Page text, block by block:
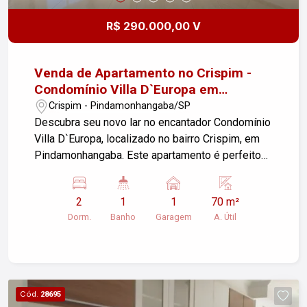
R$ 290.000,00 V
Venda de Apartamento no Crispim -
Condomínio Villa D`Europa em
Pindamonhangaba/SP
Crispim - Pindamonhangaba/SP
Descubra seu novo lar no encantador Condomínio
Villa D`Europa, localizado no bairro Crispim, em
Pindamonhangaba. Este apartamento é perfeito
só lugar. Características do Imóvel: - Área Útil:
70,00m² - Dormitórios: 2 aconchegantes
dormitórios - Banheiro: 1 banheiro moderno - Sala
Varanda: Perfeita para relaxar e aproveitar o sol
da tarde - Garagem: 1 vaga coberta Conforto e
2
Dorm.
1
Banho
1
Garagem
70 m²
A. Útil
Cód. 28695